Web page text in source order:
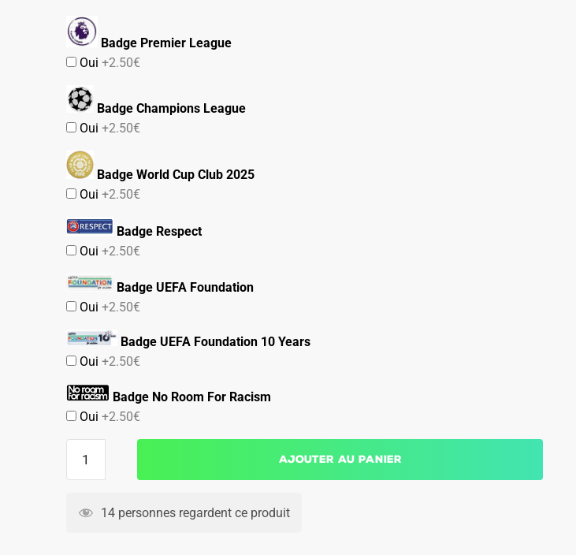
Badge Premier League
Oui+2.50€
Badge Champions League
Oui+2.50€
Badge World Cup Club 2025
Oui+2.50€
Badge Respect
Oui+2.50€
Badge UEFA Foundation
Oui+2.50€
Badge UEFA Foundation 10 Years
Oui+2.50€
Badge No Room For Racism
Oui+2.50€
Chelsea
Ajouter au panier
14 personnes regardent ce produit